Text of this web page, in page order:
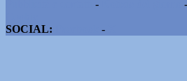
- -
SOCIAL:
-